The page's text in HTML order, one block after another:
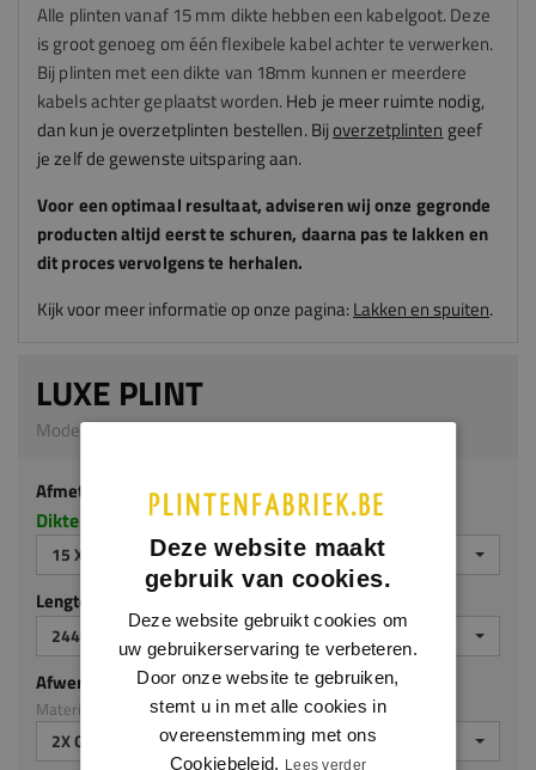
Alle plinten vanaf 15 mm dikte hebben een kabelgoot. Deze
is groot genoeg om één flexibele kabel achter te verwerken.
Bij plinten met een dikte van 18mm kunnen er meerdere
kabels achter geplaatst worden.Heb je meer ruimte nodig,
dan kun je overzetplinten bestellen. Bijoverzetplinten geef
je zelf de gewenste uitsparing aan.
Voor een optimaal resultaat, adviserenwijonze gegronde
producten altijd eerst te schuren, daarna pas te lakken en
dit proces vervolgens te herhalen.
Kijk voor meer informatie op onze pagina:Lakken en spuiten.
LUXE PLINT
Model 0116 | 15 x 120 mm | MDF v313
Afmeting
Dikte x hoogte in millimeters
15 X 120 MM
Lengte (mm)
2440 MM
Afwerking
Materiaal: MDF v313
2X GEGROND
Deze website maakt
gebruik van cookies.
Deze website gebruikt cookies om
uw gebruikerservaring te verbeteren.
Door onze website te gebruiken,
stemt u in met alle cookies in
overeenstemming met ons
Cookiebeleid. Lees verder